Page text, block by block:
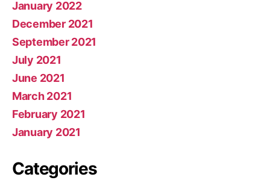
January 2022
December 2021
September 2021
July 2021
June 2021
March 2021
February 2021
January 2021
Categories